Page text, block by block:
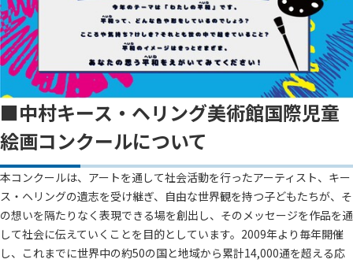
■中村キース・ヘリング美術館国際児童
絵画コンクールについて
本コンクールは、アートを通して社会活動を行ったアーティスト、キー
ス・ヘリングの遺志を受け継ぎ、自由な世界観を持つ子どもたちが、そ
の想いを隔たりなく表現できる場を創出し、そのメッセージを作品を通
して社会に伝えていくことを目的としています。2009年より毎年開催
し、これまでに世界中の約50の国と地域から累計14,000通を超える応